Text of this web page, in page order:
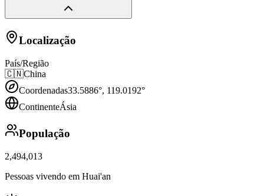
Localização
País/Região
🇨🇳China
Coordenadas33.5886°, 119.0192°
ContinenteÁsia
População
2,494,013
Pessoas vivendo em Huai'an